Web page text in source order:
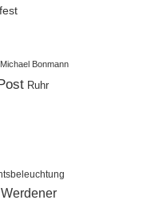
Michael Bonmann
Post Ruhr
Werdener